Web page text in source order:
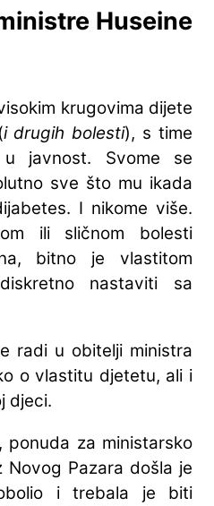
Huseine
krugovima dijete
i drugih bolesti), s time
javnost. Svome se
sve što mu ikada
I nikome više.
ili sličnom bolesti
bitno je vlastitom
nastaviti sa
radi u obitelji ministra
o vlastitu djetetu, ali i
djeci.
ponuda za ministarsko
Novog Pazara došla je
i trebala je biti